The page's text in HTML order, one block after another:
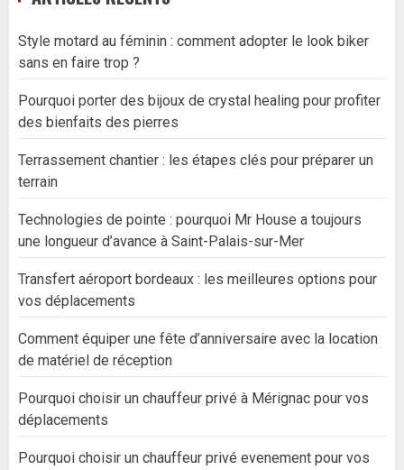
Style motard au féminin : comment adopter le look biker
sans en faire trop ?
Pourquoi porter des bijoux de crystal healing pour profiter
des bienfaits des pierres
Terrassement chantier : les étapes clés pour préparer un
terrain
Technologies de pointe : pourquoi Mr House a toujours
une longueur d’avance à Saint-Palais-sur-Mer
Transfert aéroport bordeaux : les meilleures options pour
vos déplacements
Comment équiper une fête d’anniversaire avec la location
de matériel de réception
Pourquoi choisir un chauffeur privé à Mérignac pour vos
déplacements
Pourquoi choisir un chauffeur privé evenement pour vos